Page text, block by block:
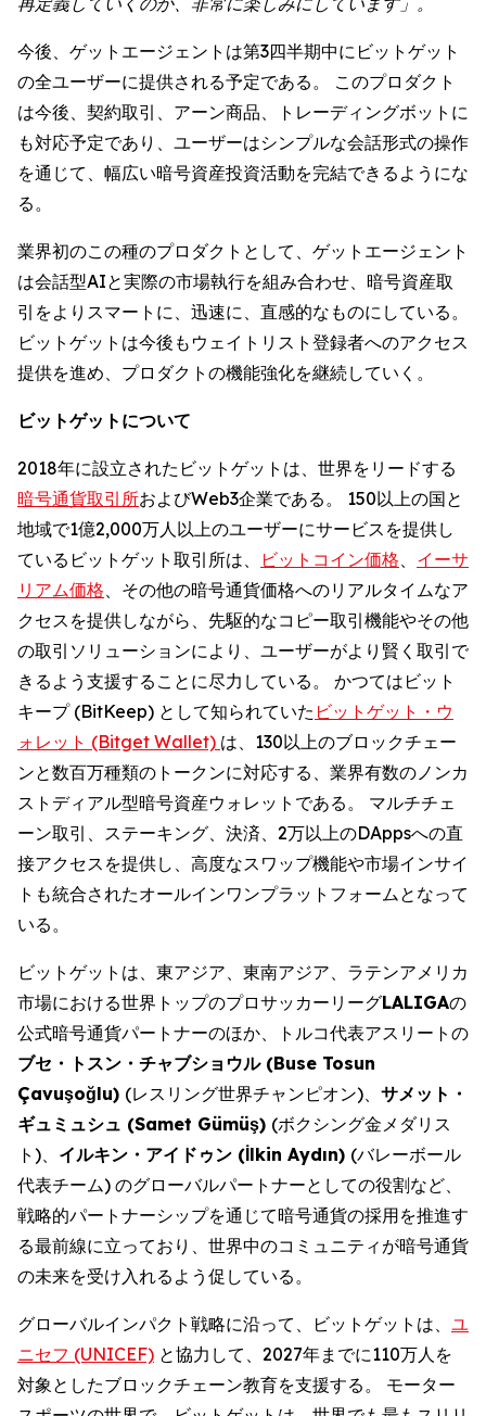
今後、ゲットエージェントは第3四半期中にビットゲット
の全ユーザーに提供される予定である。 このプロダクト
は今後、契約取引、アーン商品、トレーディングボットに
も対応予定であり、ユーザーはシンプルな会話形式の操作
を通じて、幅広い暗号資産投資活動を完結できるようにな
る。
業界初のこの種のプロダクトとして、ゲットエージェント
は会話型AIと実際の市場執行を組み合わせ、暗号資産取
引をよりスマートに、迅速に、直感的なものにしている。
ビットゲットは今後もウェイトリスト登録者へのアクセス
提供を進め、プロダクトの機能強化を継続していく。
ビットゲットについて
2018年に設立されたビットゲットは、世界をリードする
暗号通貨取引所およびWeb3企業である。 150以上の国と
地域で1億2,000万人以上のユーザーにサービスを提供し
ているビットゲット取引所は、
ビットコイン価格、 イーサ
リアム価格、その他の暗号通貨価格へのリアルタイムなア
クセスを提供しながら、先駆的なコピー取引機能やその他
の取引ソリューションにより、ユーザーがより賢く取引で
きるよう支援することに尽力している。 かつてはビット
キープ (BitKeep) として知られていた ビットゲット・ウ
ォレット (Bitget Wallet) は、130以上のブロックチェー
ンと数百万種類のトークンに対応する、業界有数のノンカ
ストディアル型暗号資産ウォレットである。 マルチチェ
ーン取引、ステーキング、決済、2万以上のDAppsへの直
接アクセスを提供し、高度なスワップ機能や市場インサイ
トも統合されたオールインワンプラットフォームとなって
いる。
ビットゲットは、東アジア、東南アジア、ラテンアメリカ
市場における世界トップのプロサッカーリーグLALIGAの
公式暗号通貨パートナーのほか、トルコ代表アスリートの
ブセ・トスン・チャブショウル (Buse Tosun
Çavuşoğlu) (レスリング世界チャンピオン)、 サメット・
ギュミュシュ (Samet Gümüş) (ボクシング金メダリス
ト)、 イルキン・アイドゥン (İlkin Aydın) (バレーボール
代表チーム) のグローバルパートナーとしての役割など、
戦略的パートナーシップを通じて暗号通貨の採用を推進す
る最前線に立っており、世界中のコミュニティが暗号通貨
の未来を受け入れるよう促している。
グローバルインパクト戦略に沿って、ビットゲットは、 ユ
ニセフ (UNICEF) と協力して、2027年までに110万人を
対象としたブロックチェーン教育を支援する。 モーター